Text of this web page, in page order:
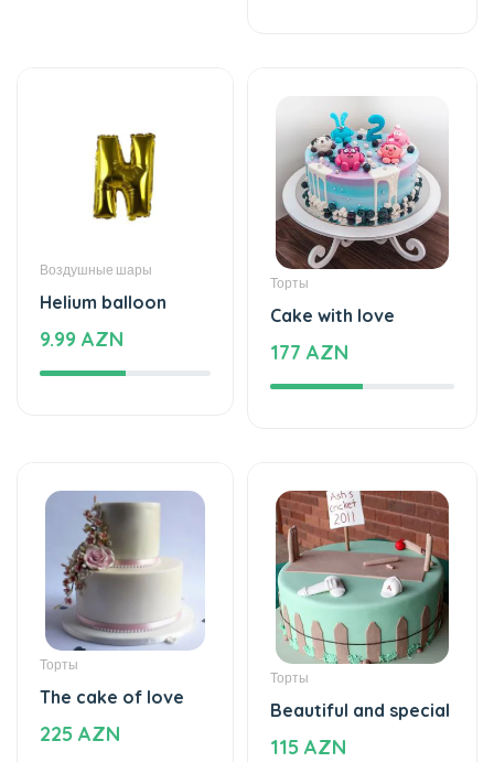
Воздушные шары
Helium balloon
9.99 AZN
Торты
Cake with love
177 AZN
Торты
The cake of love
225 AZN
Торты
Beautiful and special
115 AZN